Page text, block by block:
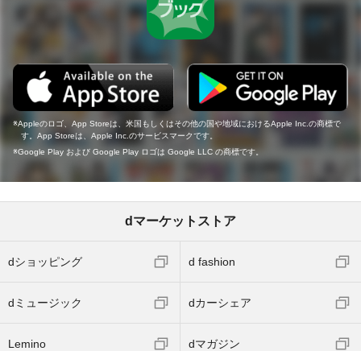
Appleのロゴ、App Storeは、米国もしくはその他の国や地域におけるApple Inc.の商標で
す。App Storeは、Apple Inc.のサービスマークです。
Google Play および Google Play ロゴは Google LLC の商標です。
dマーケットストア
dショッピング d fashion
dミュージック dカーシェア
Lemino dマガジン